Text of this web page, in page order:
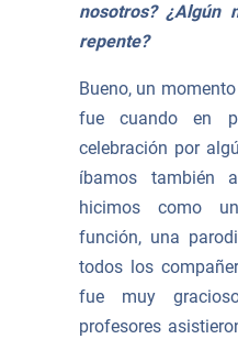
nosotros? ¿Algún
repente?
Bueno, un
fue cuando en
celebración por
íbamos también
hicimos como
función, una
todos los
fue muy
profesores